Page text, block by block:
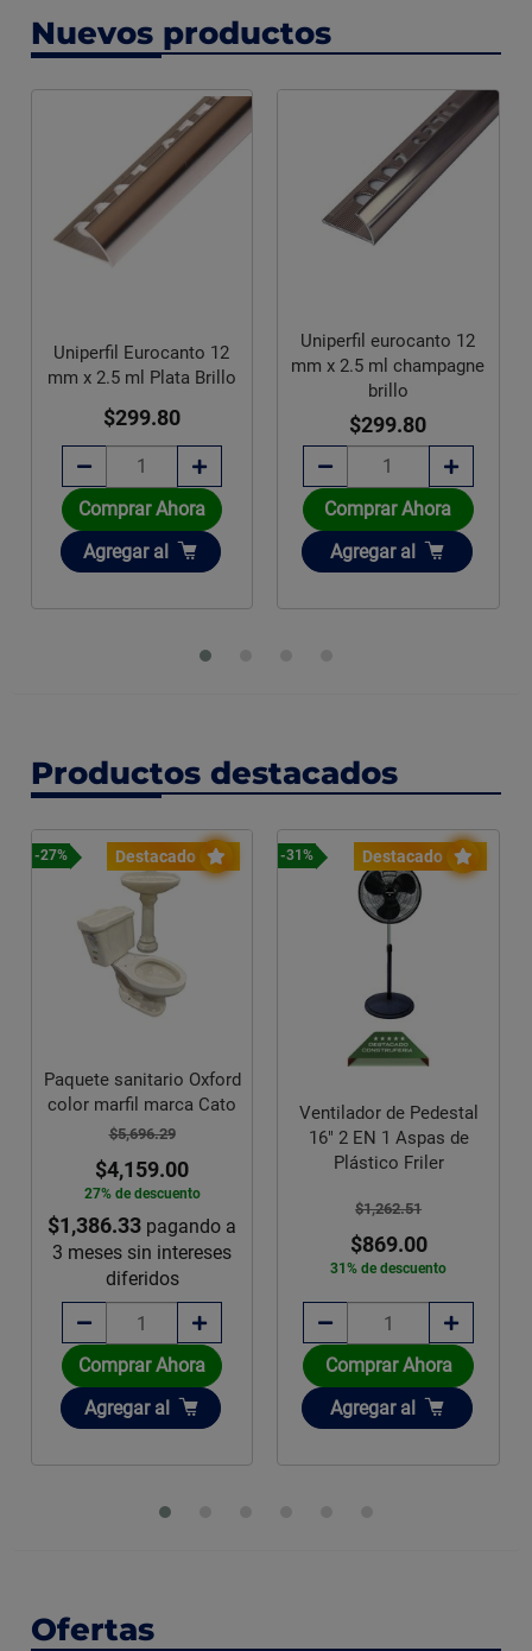
Nuevos productos
Uniperfil Eurocanto 12
mm x 2.5 ml Plata Brillo
$299.80
Comprar Ahora
Añadir
Agregar al
Uniperfil eurocanto 12
mm x 2.5 ml champagne
brillo
$299.80
Comprar Ahora
Añadir
Agregar al
Productos destacados
Destacado
-27%
Paquete sanitario Oxford
color marfil marca Cato
$5,696.29
$4,159.00
27% de descuento
$1,386.33 pagando a
3 meses sin intereses
diferidos
Comprar Ahora
Añadir
Agregar al
Destacado
-31%
Ventilador de Pedestal
16" 2 EN 1 Aspas de
Plástico Friler
$1,262.51
$869.00
31% de descuento
Comprar Ahora
Añadir
Agregar al
Ofertas